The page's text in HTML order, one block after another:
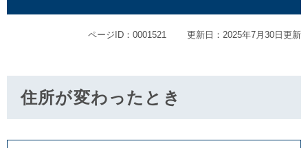
ページID：0001521 更新日：2025年7月30日更新
住所が変わったとき